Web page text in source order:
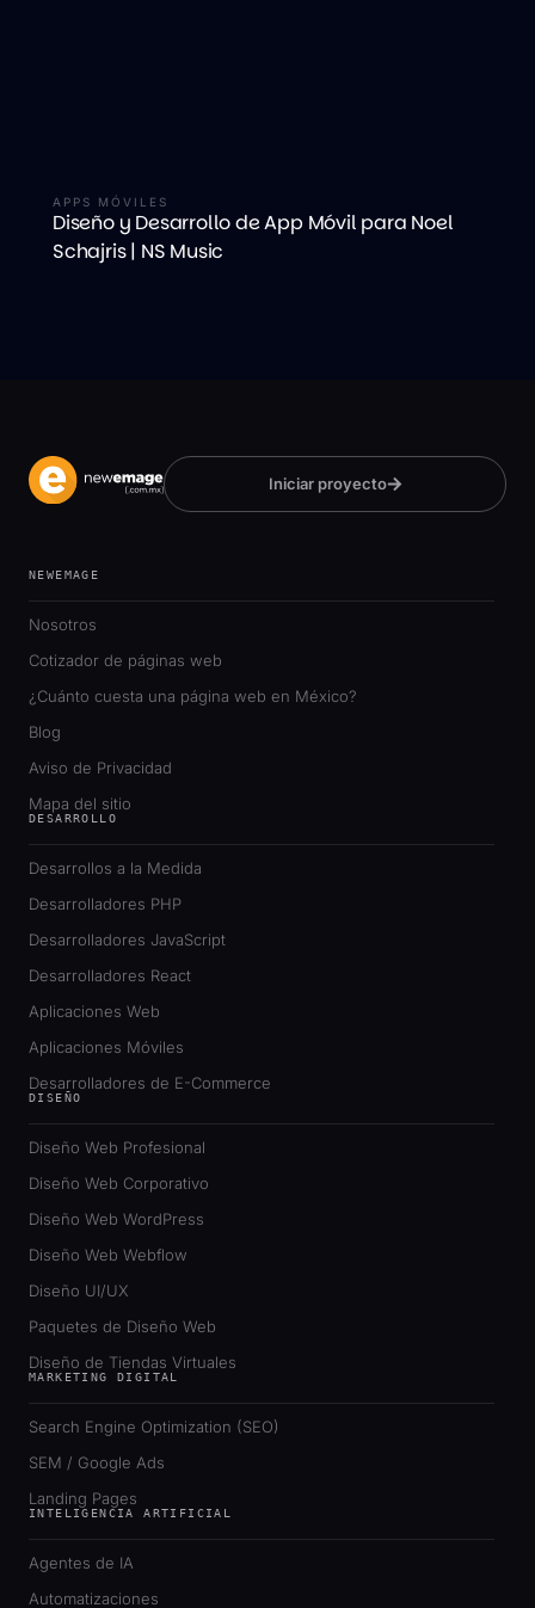
APPS MÓVILES
Diseño y Desarrollo de App Móvil para Noel
Schajris | NS Music
Iniciar proyecto
NEWEMAGE
Nosotros
Cotizador de páginas web
¿Cuánto cuesta una página web en México?
Blog
Aviso de Privacidad
Mapa del sitio
DESARROLLO
Desarrollos a la Medida
Desarrolladores PHP
Desarrolladores JavaScript
Desarrolladores React
Aplicaciones Web
Aplicaciones Móviles
Desarrolladores de E-Commerce
DISEÑO
Diseño Web Profesional
Diseño Web Corporativo
Diseño Web WordPress
Diseño Web Webflow
Diseño UI/UX
Paquetes de Diseño Web
Diseño de Tiendas Virtuales
MARKETING DIGITAL
Search Engine Optimization (SEO)
SEM / Google Ads
Landing Pages
INTELIGENCIA ARTIFICIAL
Agentes de IA
Automatizaciones